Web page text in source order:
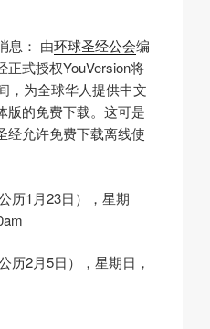
息： 由环球圣经公会编
正式授权YouVersion将
，为全球华人提供中文
版的免费下载。这可是
经允许免费下载离线使
历1月23日），星期
历2月5日），星期日，